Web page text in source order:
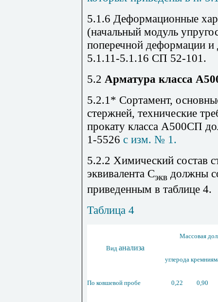
5.1.6 Деформационные
(начальный модуль
поперечной деформации
5.1.11-5.1.16 СП 52-101.
5.2 Арматура класса
5.2.1* Сортамент,
стержней, технические
прокату класса А500СП
1-5526 c изм. № 1.
5.2.2 Химический состав
эквивалента Сэкв должны
приведенным в таблице 4.
Таблица 4
Вид анализа
Массовая
углерода кремния
По ковшевой пробе 0,22 0,90